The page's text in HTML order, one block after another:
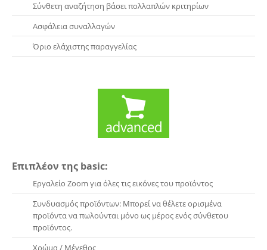
Σύνθετη αναζήτηση βάσει πολλαπλών κριτηρίων
Ασφάλεια συναλλαγών
Όριο ελάχιστης παραγγελίας
Επιπλέον της basic:
Εργαλείο Zoom για όλες τις εικόνες του προϊόντος
Συνδυασμός προϊόντων: Μπορεί να θέλετε ορισμένα
προϊόντα να πωλούνται μόνο ως μέρος ενός σύνθετου
προϊόντος.
Χρώμα / Μέγεθος